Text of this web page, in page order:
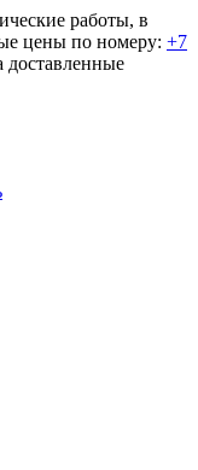
работы, в
цены по номеру: +7
доставленные